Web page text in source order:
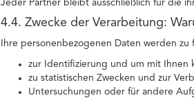
Jeder Partner bleibt ausschließlich für die
4.4. Zwecke der Verarbeitung:
Ihre personenbezogenen Daten werden
zur Identifizierung und um mit Ihnen
zu statistischen Zwecken und zur
Untersuchungen oder für andere